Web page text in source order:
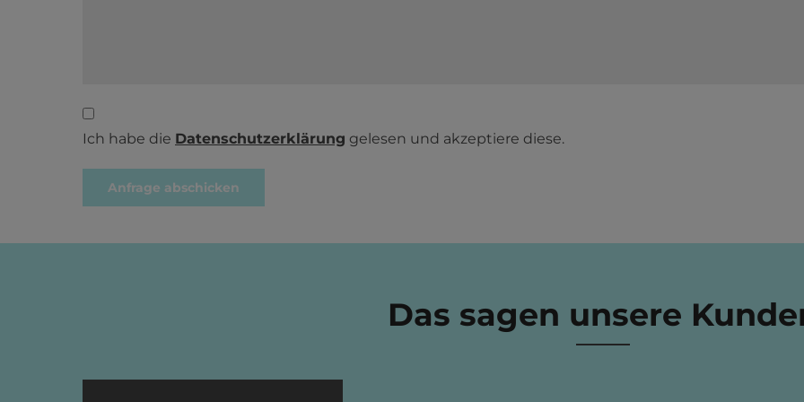
Ich habe die Datenschutzerklärung gelesen und akzeptiere diese.
Das sagen unsere